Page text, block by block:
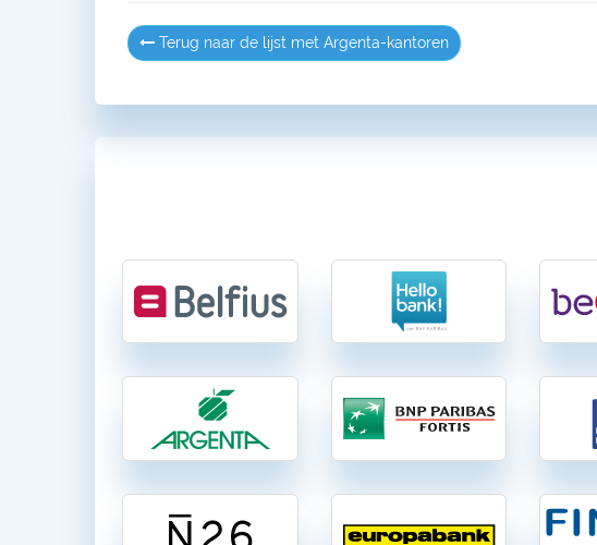
Terug naar de lijst met Argenta-kantoren